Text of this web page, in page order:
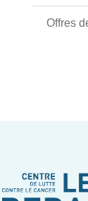
Offres